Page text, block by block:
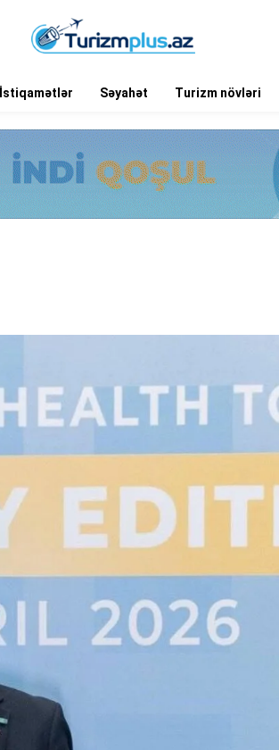
İstiqamətlər Səyahət Turizm növləri